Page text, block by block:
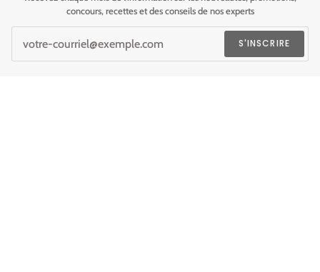
concours, recettes et des conseils de nos experts
S'INSCRIRE